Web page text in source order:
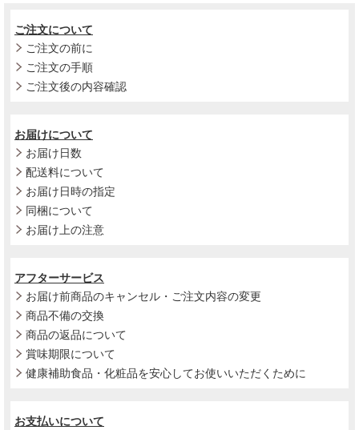
ご注文について
ご注文の前に
ご注文の手順
ご注文後の内容確認
お届けについて
お届け日数
配送料について
お届け日時の指定
同梱について
お届け上の注意
アフターサービス
お届け前商品のキャンセル・ご注文内容の変更
商品不備の交換
商品の返品について
賞味期限について
健康補助食品・化粧品を安心してお使いいただくために
お支払いについて